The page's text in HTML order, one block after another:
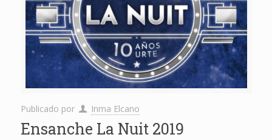
Publicado por Inma Elcano
Ensanche La Nuit 2019